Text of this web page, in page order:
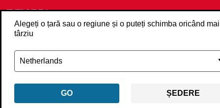
Alegeți o țară sau o regiune și o puteți schimba oricând mai
târziu
GO ȘEDERE
Înapoi Produse Unelte Pistoale pentru bătut cuie